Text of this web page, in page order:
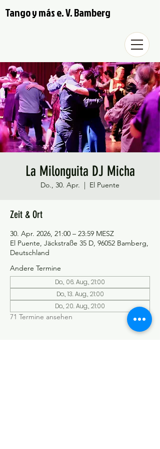
Tango y más e. V. Bamberg
La Milonguita DJ Micha
Do., 30. Apr.
  |
El Puente
Zeit & Ort
30. Apr. 2026, 21:00 – 23:59 MESZ
El Puente, Jäckstraße 35 D, 96052 Bamberg,
Deutschland
Andere Termine
Do., 06. Aug., 21:00
Do., 13. Aug., 21:00
Do., 20. Aug., 21:00
71 Termine ansehen